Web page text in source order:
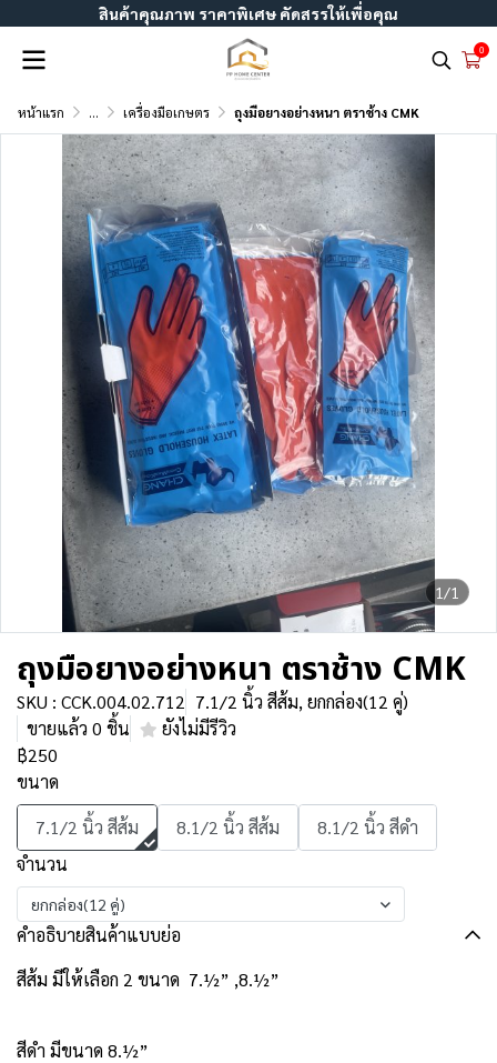
สินค้าคุณภาพ ราคาพิเศษ คัดสรรให้เพื่อคุณ
0
หน้าแรก ... เครื่องมือเกษตร ถุงมือยางอย่างหนา ตราช้าง CMK
1/1
ถุงมือยางอย่างหนา ตราช้าง CMK
SKU : CCK.004.02.712 7.1/2 นิ้ว สีส้ม, ยกกล่อง(12 คู่)
ขายแล้ว 0 ชิ้น
ยังไม่มีรีวิว
฿250
ขนาด
7.1/2 นิ้ว สีส้ม
8.1/2 นิ้ว สีส้ม
8.1/2 นิ้ว สีดำ
จำนวน
ยกกล่อง(12 คู่)
คำอธิบายสินค้าแบบย่อ
สีส้ม มีให้เลือก 2 ขนาด 7.½” ,8.½”
สีดำ มีขนาด 8.½”